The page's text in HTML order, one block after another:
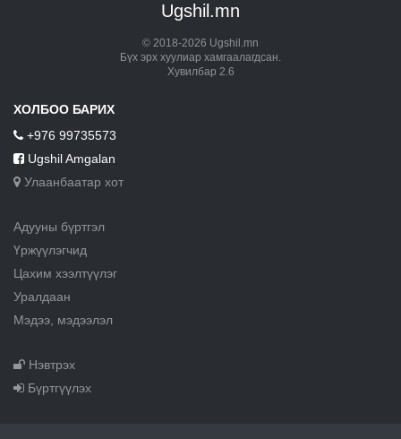
Ugshil.mn
© 2018-2026 Ugshil.mn
Бүх эрх хуулиар хамгаалагдсан.
Хувилбар 2.6
ХОЛБОО БАРИХ
+976 99735573
Ugshil Amgalan
Улаанбаатар хот
Адууны бүртгэл
Үржүүлэгчид
Цахим хээлтүүлэг
Уралдаан
Мэдээ, мэдээлэл
Нэвтрэх
Бүртгүүлэх